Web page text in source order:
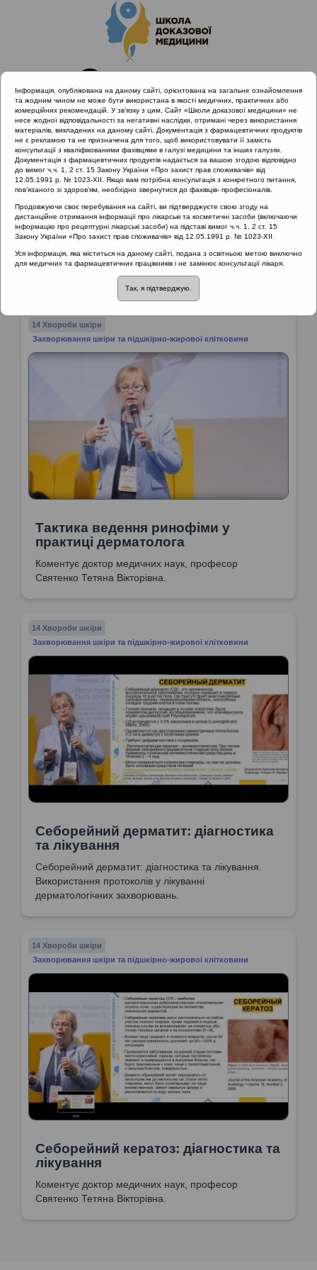
Головна Матеріали за МКХ-11
14 Хвороби шкіри
Захворювання шкіри та підшкірно-жирової клітковини
Матеріали за МКХ-11:: 14 Хвороби шкіри ::
Захворювання шкіри та підшкірно-жирової
клітковини
Рубрика:
Захворювання шкіри та підшкірно-жирової клітковини
14 Хвороби шкіри
Захворювання шкіри та підшкірно-жирової клітковини
Тактика ведення ринофіми у
практиці дерматолога
Коментує доктор медичних наук, професор
Святенко Тетяна Вікторівна.
14 Хвороби шкіри
Захворювання шкіри та підшкірно-жирової клітковини
Себорейний дерматит: діагностика
та лікування
Себорейний дерматит: діагностика та лікування.
Використання протоколів у лікуванні
дерматологічних захворювань.
14 Хвороби шкіри
Захворювання шкіри та підшкірно-жирової клітковини
Себорейний кератоз: діагностика та
лікування
Коментує доктор медичних наук, професор
Святенко Тетяна Вікторівна.
Інформація, опублікована на даному сайті, орієнтована на загальне ознайомлення
та жодним чином не може бути використана в якості медичних, практичних або
комерційних рекомендацій. У зв’язку з цим, Сайт «Школи доказової медицини» не
несе жодної відповідальності за негативні наслідки, отримані через використання
матеріалів, викладених на даному сайті. Документація з фармацевтичних продуктів
не є рекламою та не призначена для того, щоб використовувати її замість
консультації з кваліфікованими фахівцями в галузі медицини та інших галузях.
Документація з фармацевтичних продуктів надається за вашою згодою відповідно
до вимог ч.ч. 1, 2 ст. 15 Закону України «Про захист прав споживачів» від
12.05.1991 р. № 1023-XII. Якщо вам потрібна консультація з конкретного питання,
пов’язаного зі здоров’ям, необхідно звернутися до фахівців- професіоналів.
Продовжуючи своє перебування на сайті, ви підтверджуєте свою згоду на
дистанційне отримання інформації про лікарські та косметичні засоби (включаючи
інформацію про рецептурні лікарські засоби) на підставі вимог ч.ч. 1, 2 ст. 15
Закону України «Про захист прав споживачів» від 12.05.1991 р. № 1023-XII.
Уся інформація, яка міститься на даному сайті, подана з освітньою метою виключно
для медичних та фармацевтичних працівників і не замінює консультації лікаря.
Так, я підтверджую.